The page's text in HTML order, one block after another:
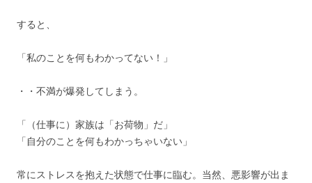
すると、
「私のことを何もわかってない！」
・・不満が爆発してしまう。
「（仕事に）家族は「お荷物」だ」
「自分のことを何もわかっちゃいない」
常にストレスを抱えた状態で仕事に臨む。当然、悪影響が出ま